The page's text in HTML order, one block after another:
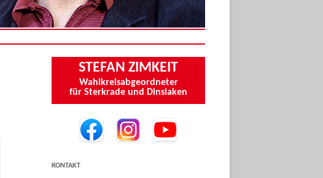
STEFAN ZIMKEIT
Wahlkreisabgeordneter
für Sterkrade und Dinslaken
KONTAKT